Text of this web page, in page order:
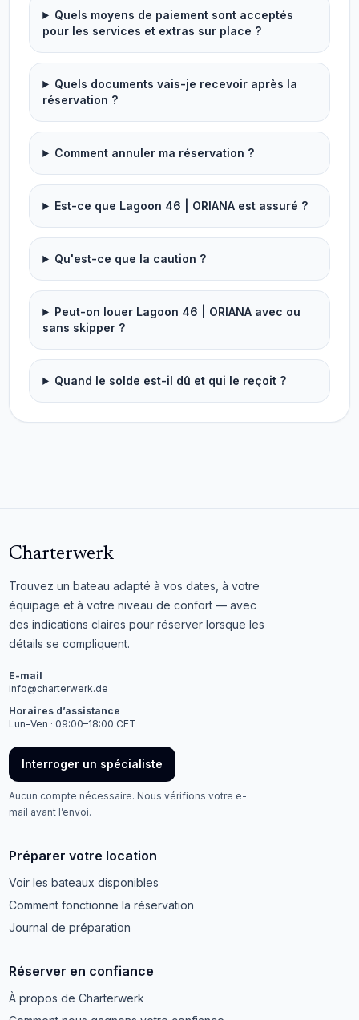
Quels moyens de paiement sont acceptés
pour les services et extras sur place ?
Quels documents vais-je recevoir après la
réservation ?
Comment annuler ma réservation ?
Est-ce que Lagoon 46 | ORIANA est assuré ?
Qu'est-ce que la caution ?
Peut-on louer Lagoon 46 | ORIANA avec ou
sans skipper ?
Quand le solde est-il dû et qui le reçoit ?
Charterwerk
Trouvez un bateau adapté à vos dates, à votre
équipage et à votre niveau de confort — avec
des indications claires pour réserver lorsque les
détails se compliquent.
E-mail
info@charterwerk.de
Horaires d’assistance
Lun–Ven · 09:00–18:00 CET
Interroger un spécialiste
Aucun compte nécessaire. Nous vérifions votre e-
mail avant l’envoi.
Préparer votre location
Voir les bateaux disponibles
Comment fonctionne la réservation
Journal de préparation
Réserver en confiance
À propos de Charterwerk